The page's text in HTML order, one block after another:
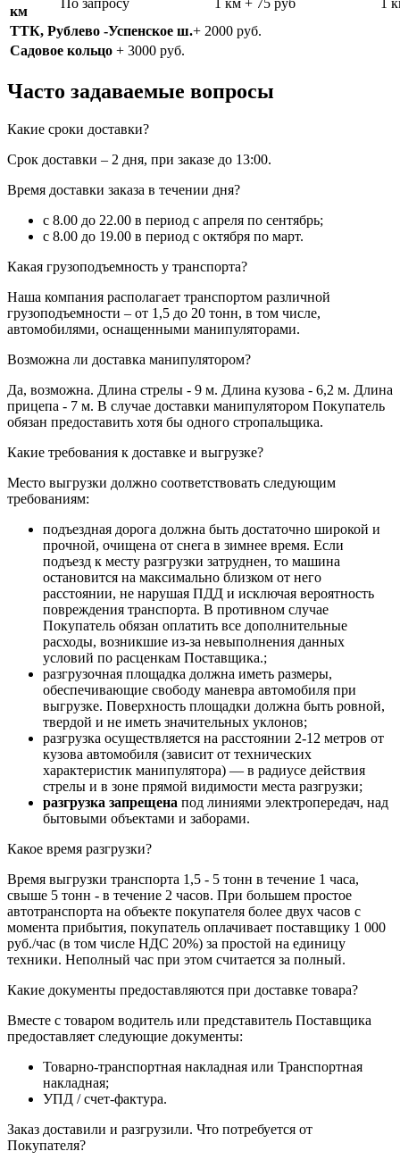
км
По запросу 1 км + 75 руб
1
ТТК, Рублево -Успенское ш.+ 2000 руб.
Садовое кольцо + 3000 руб.
Часто задаваемые вопросы
Какие сроки доставки?
Срок доставки – 2 дня, при заказе до 13:00.
Время доставки заказа в течении дня?
с 8.00 до 22.00 в период с апреля по сентябрь;
с 8.00 до 19.00 в период с октября по март.
Какая грузоподъемность у транспорта?
Наша компания располагает транспортом различной
грузоподъемности – от 1,5 до 20 тонн, в том числе,
автомобилями, оснащенными манипуляторами.
Возможна ли доставка манипулятором?
Да, возможна. Длина стрелы - 9 м. Длина кузова - 6,2 м. Длина
прицепа - 7 м. В случае доставки манипулятором Покупатель
обязан предоставить хотя бы одного стропальщика.
Какие требования к доставке и выгрузке?
Место выгрузки должно соответствовать следующим
требованиям:
подъездная дорога должна быть достаточно широкой и
прочной, очищена от снега в зимнее время. Если
подъезд к месту разгрузки затруднен, то машина
остановится на максимально близком от него
расстоянии, не нарушая ПДД и исключая вероятность
повреждения транспорта. В противном случае
Покупатель обязан оплатить все дополнительные
расходы, возникшие из-за невыполнения данных
условий по расценкам Поставщика.;
разгрузочная площадка должна иметь размеры,
обеспечивающие свободу маневра автомобиля при
выгрузке. Поверхность площадки должна быть ровной,
твердой и не иметь значительных уклонов;
разгрузка осуществляется на расстоянии 2-12 метров от
кузова автомобиля (зависит от технических
характеристик манипулятора) — в радиусе действия
стрелы и в зоне прямой видимости места разгрузки;
разгрузка запрещена под линиями электропередач, над
бытовыми объектами и заборами.
Какое время разгрузки?
Время выгрузки транспорта 1,5 - 5 тонн в течение 1 часа,
свыше 5 тонн - в течение 2 часов. При большем простое
автотранспорта на объекте покупателя более двух часов с
момента прибытия, покупатель оплачивает поставщику 1 000
руб./час (в том числе НДС 20%) за простой на единицу
техники. Неполный час при этом считается за полный.
Какие документы предоставляются при доставке товара?
Вместе с товаром водитель или представитель Поставщика
предоставляет следующие документы:
Товарно-транспортная накладная или Транспортная
накладная;
УПД / счет-фактура.
Заказ доставили и разгрузили. Что потребуется от
Покупателя?